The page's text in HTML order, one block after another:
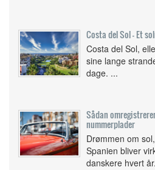
Costa del Sol - Et
Costa del Sol,
sine lange
dage. ...
Sådan
nummerplader
Drømmen om
Spanien bliver
danskere hvert